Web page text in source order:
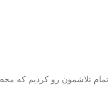
کاربر رو داشته. ما در این مدت تمام